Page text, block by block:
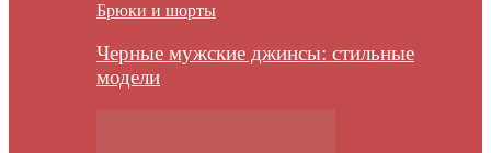
Брюки и шорты
Черные мужские джинсы: стильные
модели